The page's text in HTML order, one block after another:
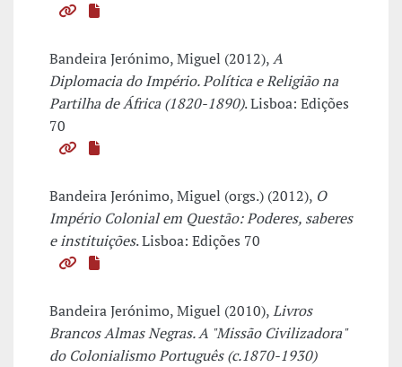
Bandeira Jerónimo, Miguel (2012),A
Diplomacia do Império. Política e Religião na
Partilha de África (1820-1890). Lisboa: Edições
70
Bandeira Jerónimo, Miguel (orgs.) (2012), O
Império Colonial em Questão: Poderes, saberes
e instituições. Lisboa: Edições 70
Bandeira Jerónimo, Miguel (2010),Livros
Brancos Almas Negras. A "Missão Civilizadora"
do Colonialismo Português (c.1870-1930)